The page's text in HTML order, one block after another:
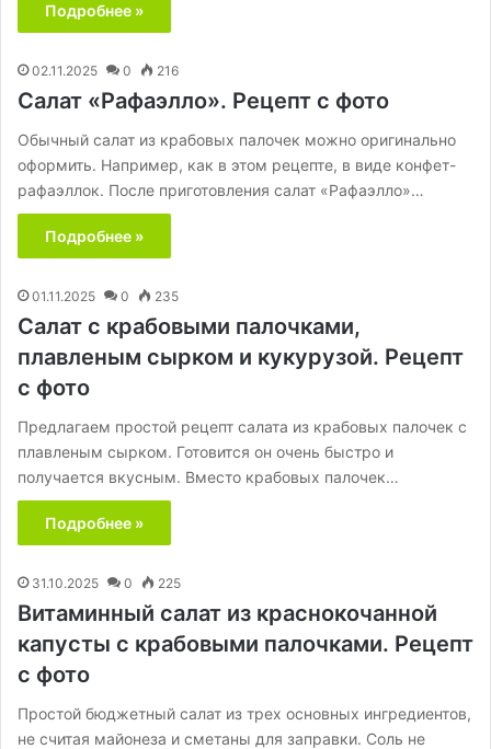
Подробнее »
02.11.2025 0 216
Салат «Рафаэлло». Рецепт с фото
Обычный салат из крабовых палочек можно оригинально
оформить. Например, как в этом рецепте, в виде конфет-
рафаэллок. После приготовления салат «Рафаэлло»…
Подробнее »
01.11.2025 0 235
Салат с крабовыми палочками,
плавленым сырком и кукурузой. Рецепт
с фото
Предлагаем простой рецепт салата из крабовых палочек с
плавленым сырком. Готовится он очень быстро и
получается вкусным. Вместо крабовых палочек…
Подробнее »
31.10.2025 0 225
Витаминный салат из краснокочанной
капусты с крабовыми палочками. Рецепт
с фото
Простой бюджетный салат из трех основных ингредиентов,
не считая майонеза и сметаны для заправки. Соль не